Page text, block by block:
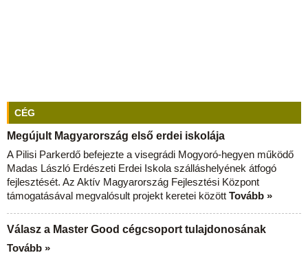
CÉG
Megújult Magyarország első erdei iskolája
A Pilisi Parkerdő befejezte a visegrádi Mogyoró-hegyen működő
Madas László Erdészeti Erdei Iskola szálláshelyének átfogó
fejlesztését. Az Aktív Magyarország Fejlesztési Központ
támogatásával megvalósult projekt keretei között Tovább »
Válasz a Master Good cégcsoport tulajdonosának
Tovább »